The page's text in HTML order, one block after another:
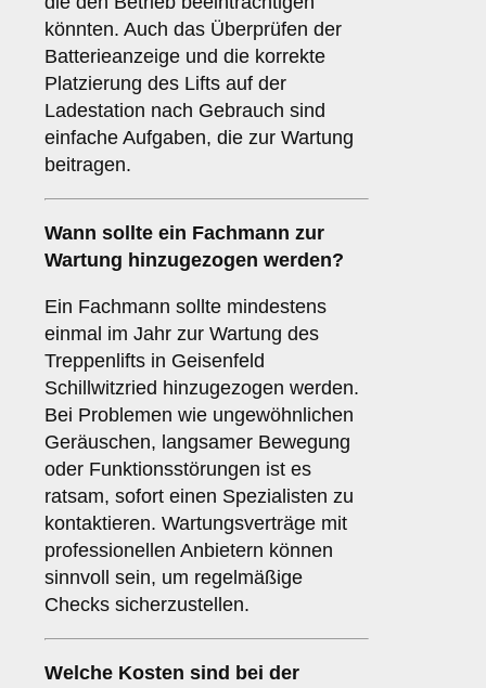
könnten. Auch das Überprüfen der
Batterieanzeige und die korrekte
Platzierung des Lifts auf der
Ladestation nach Gebrauch sind
einfache Aufgaben, die zur Wartung
beitragen.
Wann sollte ein Fachmann zur
Wartung hinzugezogen werden?
Ein Fachmann sollte mindestens
einmal im Jahr zur Wartung des
Treppenlifts in Geisenfeld
Schillwitzried hinzugezogen werden.
Bei Problemen wie ungewöhnlichen
Geräuschen, langsamer Bewegung
oder Funktionsstörungen ist es
ratsam, sofort einen Spezialisten zu
kontaktieren. Wartungsverträge mit
professionellen Anbietern können
sinnvoll sein, um regelmäßige
Checks sicherzustellen.
Welche Kosten sind bei der